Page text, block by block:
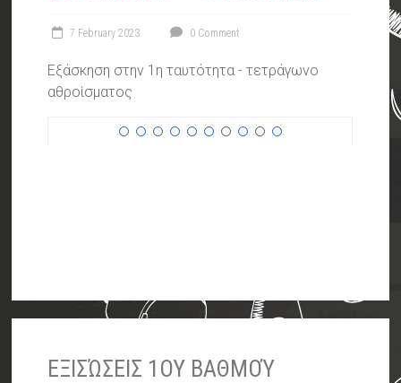
7 February 2023 0 Comment
Εξάσκηση στην 1η ταυτότητα - τετράγωνο
αθροίσματος
ΕΞΙΣΏΣΕΙΣ 1ΟΥ ΒΑΘΜΟΎ